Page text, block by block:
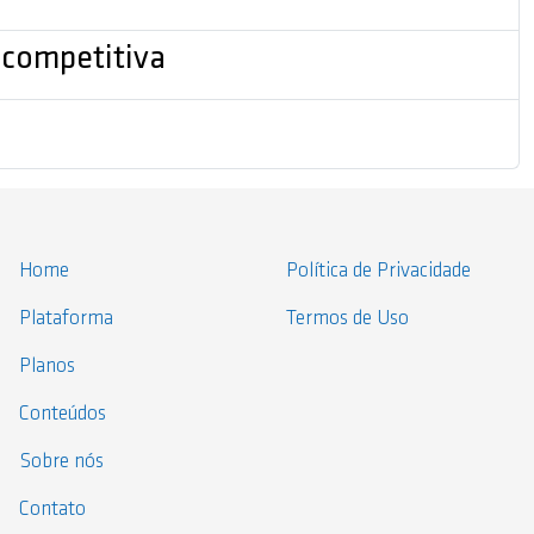
Home
Plataforma
Planos
Conteúdos
Sobre nós
Contato
Política de Privacidade
Termos de Uso